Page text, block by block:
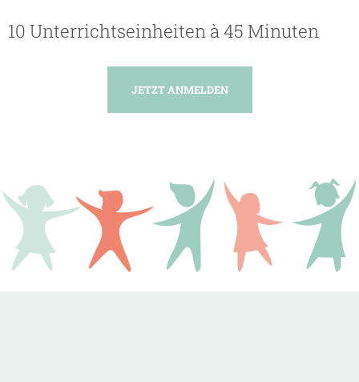
10 Unterrichtseinheiten à 45 Minuten
JETZT ANMELDEN